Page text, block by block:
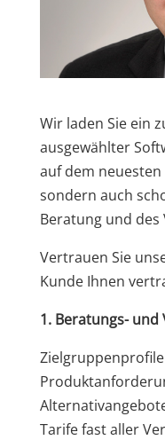
Wir laden Sie ein
ausgewählter
auf dem
sondern auch
Beratung und
Vertrauen Sie
Kunde Ihnen
1. Beratungs-
Tarife fast aller